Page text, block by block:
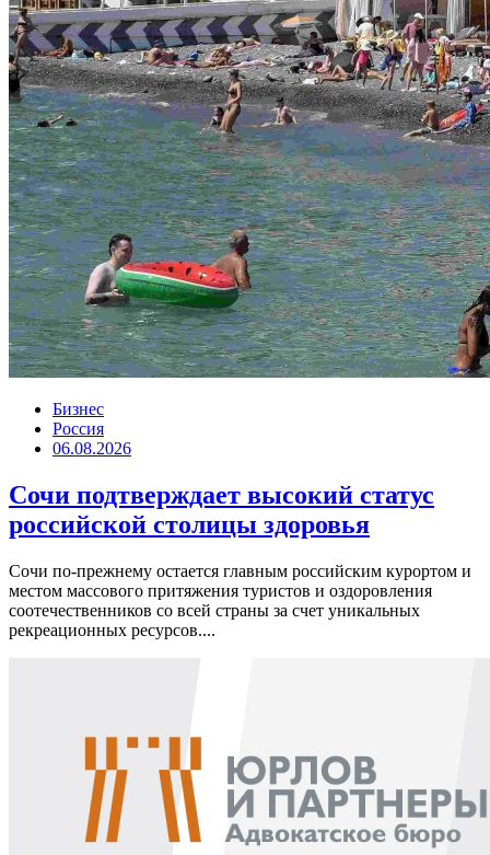
Бизнес
Россия
06.08.2026
Сочи подтверждает высокий статус
российской столицы здоровья
Сочи по-прежнему остается главным российским курортом и
местом массового притяжения туристов и оздоровления
соотечественников со всей страны за счет уникальных
рекреационных ресурсов....